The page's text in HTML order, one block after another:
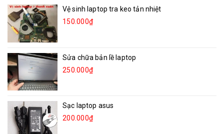
Vệ sinh laptop tra keo tản nhiệt
150.000₫
Sửa chữa bản lề laptop
250.000₫
Sạc laptop asus
200.000₫